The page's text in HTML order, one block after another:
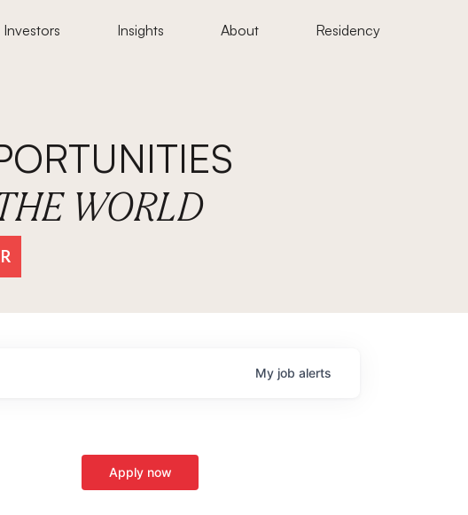
Investors Insights About Residency
WORLD
My job alerts
Apply now